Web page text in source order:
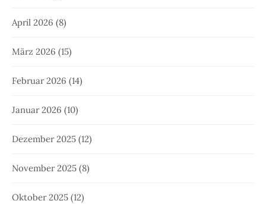
April 2026 (8)
März 2026 (15)
Februar 2026 (14)
Januar 2026 (10)
Dezember 2025 (12)
November 2025 (8)
Oktober 2025 (12)